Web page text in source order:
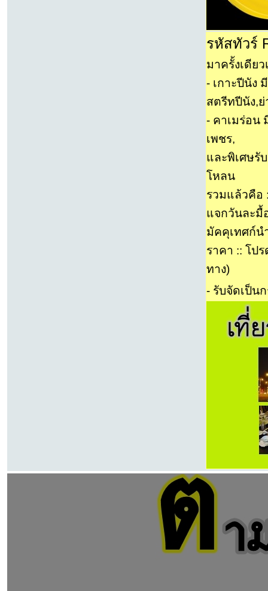
รหัสทัวร์
มาครั้งเดีย
- เกาะปีนัง
สตรีทปีนัง,ย่
- คาเมร่อน
เพชร,
และพิเศษรั
โหลน
รวมแล้วคือ
แจกวันละมื้
มัคคุเทศก์น
ราคา :: โป
ทาง)
- รับจัดเป็น